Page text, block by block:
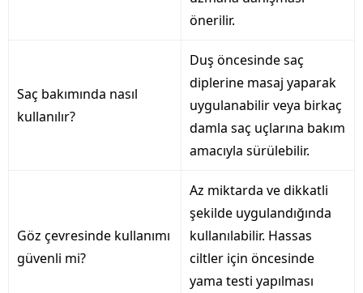
önerilir.
Saç bakımında nasıl
kullanılır?
Duş öncesinde saç
diplerine masaj yaparak
uygulanabilir veya birkaç
damla saç uçlarına bakım
amacıyla sürülebilir.
Göz çevresinde kullanımı
güvenli mi?
Az miktarda ve dikkatli
şekilde uygulandığında
kullanılabilir. Hassas
ciltler için öncesinde
yama testi yapılması